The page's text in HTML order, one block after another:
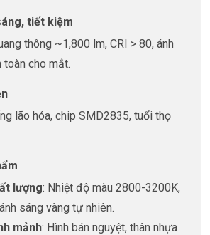
tiết kiệm
thông ~1,800 lm, CRI > 80, ánh
toàn cho mắt.
lão hóa, chip SMD2835, tuổi thọ
lượng: Nhiệt độ màu 2800-3200K,
sáng vàng tự nhiên.
mảnh: Hình bán nguyệt, thân nhựa